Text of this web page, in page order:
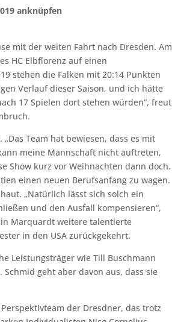
anknüpfen
mit der weiten Fahrt nach Dresden. Am
HC Elbflorenz auf einen
stehen die Falken mit 20:14 Punkten
Verlauf dieser Saison, und ich hätte
17 Spielen dort stehen würden“, freut
Team hat bewiesen, dass es mit
meine Mannschaft nicht auftreten,
Show kurz vor Weihnachten dann doch.
einen neuen Berufsanfang zu wagen.
„Natürlich lässt sich solch ein
und den Ausfall kompensieren“,
Marquardt weitere talentierte
in den USA zurückgekehrt.
Leistungsträger wie Till Buschmann
geht aber davon aus, dass sie
der Dresdner, das trotz